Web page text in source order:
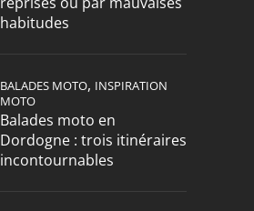
habitudes
BALADES MOTO, INSPIRATION
MOTO
Balades moto en
Dordogne : trois itinéraires
incontournables